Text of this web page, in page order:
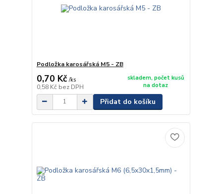
Podložka karosářská M5 - ZB
0,70 Kč /ks
0,58 Kč bez DPH
skladem, počet kusů
na dotaz
Přidat do košíku